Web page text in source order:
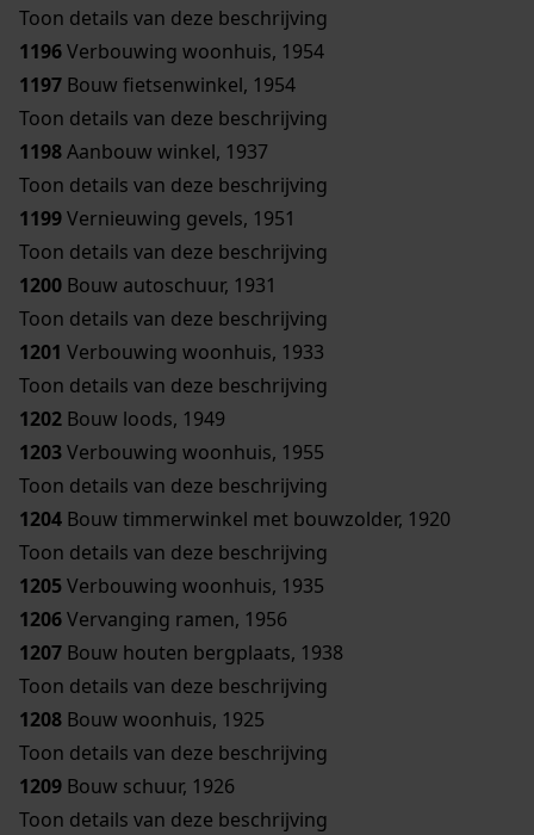
Toon details van deze beschrijving
1196Verbouwing woonhuis, 1954
1197 Bouw fietsenwinkel, 1954
Toon details van deze beschrijving
1198Aanbouw winkel, 1937
Toon details van deze beschrijving
1199Vernieuwing gevels, 1951
Toon details van deze beschrijving
1200 Bouw autoschuur, 1931
Toon details van deze beschrijving
1201 Verbouwing woonhuis, 1933
Toon details van deze beschrijving
1202 Bouw loods, 1949
1203Verbouwing woonhuis, 1955
Toon details van deze beschrijving
1204 Bouw timmerwinkel met bouwzolder, 1920
Toon details van deze beschrijving
1205Verbouwing woonhuis, 1935
1206Vervanging ramen, 1956
1207 Bouw houten bergplaats, 1938
Toon details van deze beschrijving
1208 Bouw woonhuis, 1925
Toon details van deze beschrijving
1209 Bouw schuur, 1926
Toon details van deze beschrijving